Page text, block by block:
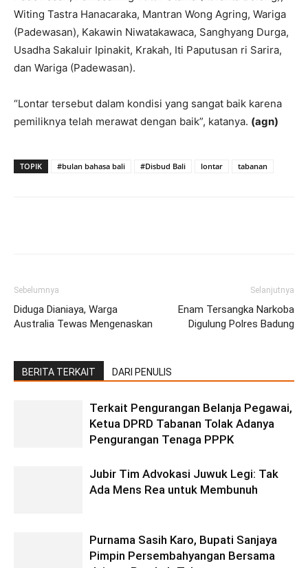
Witing Tastra Hanacaraka, Mantran Wong Agring, Wariga
(Padewasan), Kakawin Niwatakawaca, Sanghyang Durga,
Usadha Sakaluir Ipinakit, Krakah, Iti Paputusan ri Sarira,
dan Wariga (Padewasan).
“Lontar tersebut dalam kondisi yang sangat baik karena
pemiliknya telah merawat dengan baik”, katanya. (agn)
TOPIK #bulan bahasa bali #Disbud Bali lontar tabanan
Sebelumnya
Diduga Dianiaya, Warga
Australia Tewas Mengenaskan
Selanjutnya
Enam Tersangka Narkoba
Digulung Polres Badung
BERITA TERKAIT DARI PENULIS
Terkait Pengurangan Belanja Pegawai,
Ketua DPRD Tabanan Tolak Adanya
Pengurangan Tenaga PPPK
Jubir Tim Advokasi Juwuk Legi: Tak
Ada Mens Rea untuk Membunuh
Purnama Sasih Karo, Bupati Sanjaya
Pimpin Persembahyangan Bersama